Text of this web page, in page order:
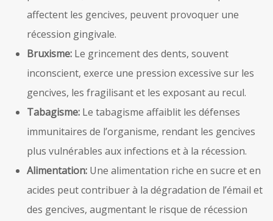
affectent les gencives, peuvent provoquer une
récession gingivale.
Bruxisme: Le grincement des dents, souvent
inconscient, exerce une pression excessive sur les
gencives, les fragilisant et les exposant au recul.
Tabagisme: Le tabagisme affaiblit les défenses
immunitaires de l’organisme, rendant les gencives
plus vulnérables aux infections et à la récession.
Alimentation: Une alimentation riche en sucre et en
acides peut contribuer à la dégradation de l’émail et
des gencives, augmentant le risque de récession